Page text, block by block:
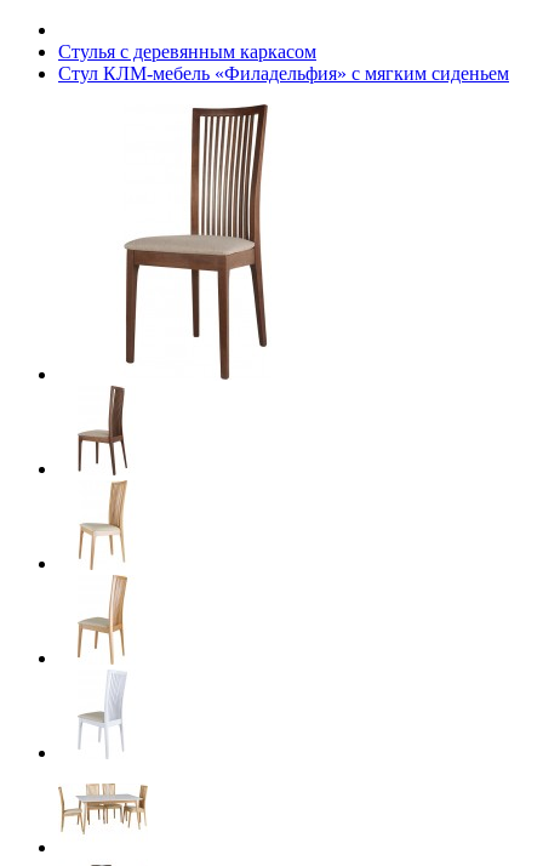
Cтулья с деревянным каркасом
Стул КЛМ-мебель «Филадельфия» с мягким сиденьем